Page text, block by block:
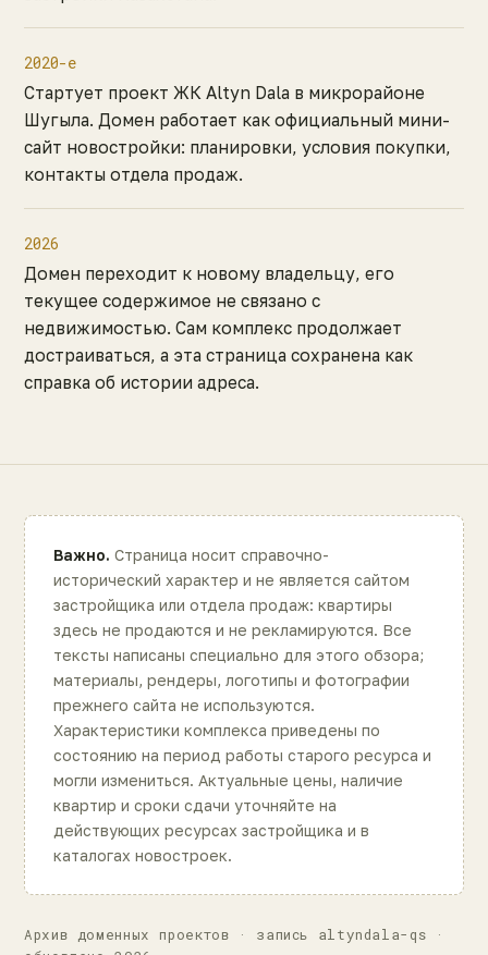
2020-е
Стартует проект ЖК Altyn Dala в микрорайоне
Шугыла. Домен работает как официальный мини-
сайт новостройки: планировки, условия покупки,
контакты отдела продаж.
2026
Домен переходит к новому владельцу, его
текущее содержимое не связано с
недвижимостью. Сам комплекс продолжает
достраиваться, а эта страница сохранена как
справка об истории адреса.
Важно. Страница носит справочно-
исторический характер и не является сайтом
застройщика или отдела продаж: квартиры
здесь не продаются и не рекламируются. Все
тексты написаны специально для этого обзора;
материалы, рендеры, логотипы и фотографии
прежнего сайта не используются.
Характеристики комплекса приведены по
состоянию на период работы старого ресурса и
могли измениться. Актуальные цены, наличие
квартир и сроки сдачи уточняйте на
действующих ресурсах застройщика и в
каталогах новостроек.
Архив доменных проектов · запись altyndala-qs ·